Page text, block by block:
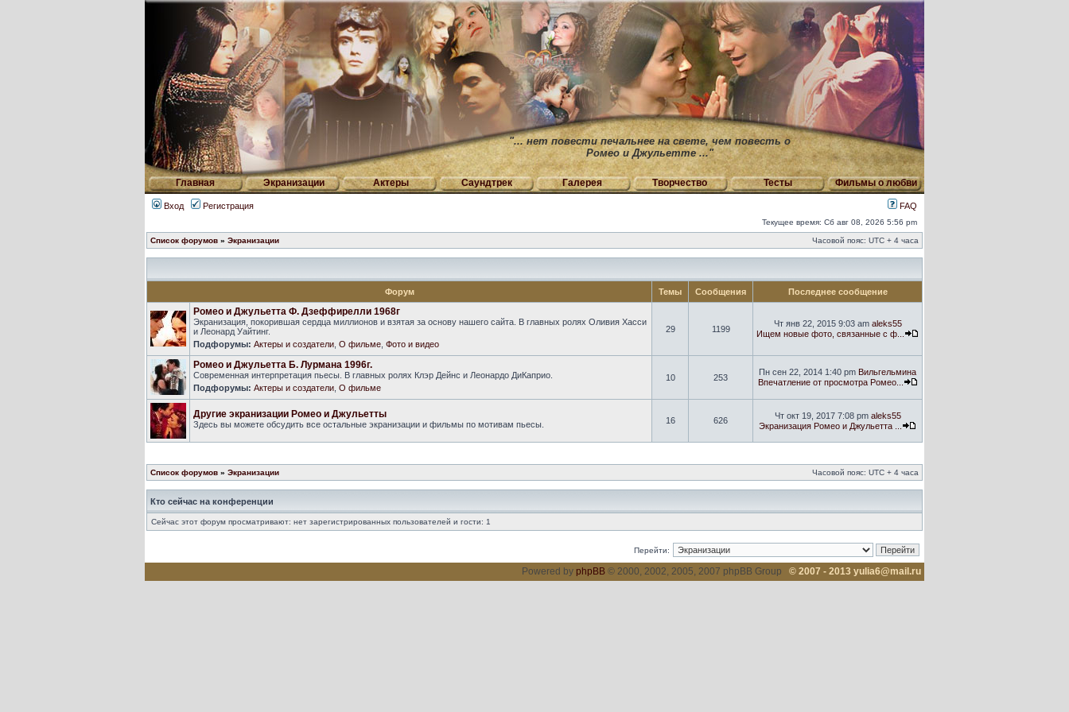
"... нет повести печальнее на свете, чем повесть о
Ромео и Джульетте ..."
Главная Экранизации Актеры Саундтрек Галерея Творчество Тесты Фильмы о любви
Вход Регистрация FAQ
Текущее время: Сб авг 08, 2026 5:56 pm
Список форумов » Экранизации Часовой пояс: UTC + 4 часа
Форум Темы Сообщения Последнее сообщение
Ромео и Джульетта Ф. Дзеффирелли 1968г
Экранизация, покорившая сердца миллионов и взятая за основу нашего сайта. В главных ролях Оливия Хасси
и Леонард Уайтинг.
Подфорумы: Актеры и создатели О фильме Фото и видео
29 1199
Чт янв 22, 2015 9:03 am aleks55
Ищем новые фото, связанные с ф...
Ромео и Джульетта Б. Лурмана 1996г.
Современная интерпретация пьесы. В главных ролях Клэр Дейнс и Леонардо ДиКаприо.
Подфорумы: Актеры и создатели О фильме
10 253
Пн сен 22, 2014 1:40 pm Вильгельмина
Впечатление от просмотра Ромео...
Другие экранизации Ромео и Джульетты
Здесь вы можете обсудить все остальные экранизации и фильмы по мотивам пьесы. 16 626 Чт окт 19, 2017 7:08 pm aleks55
Экранизация Ромео и Джульетта ...
Список форумов » Экранизации Часовой пояс: UTC + 4 часа
Кто сейчас на конференции
Сейчас этот форум просматривают: нет зарегистрированных пользователей и гости: 1
Перейти:
Powered by phpBB © 2000, 2002, 2005, 2007 phpBB Group © 2007 - 2013 yulia6@mail.ru